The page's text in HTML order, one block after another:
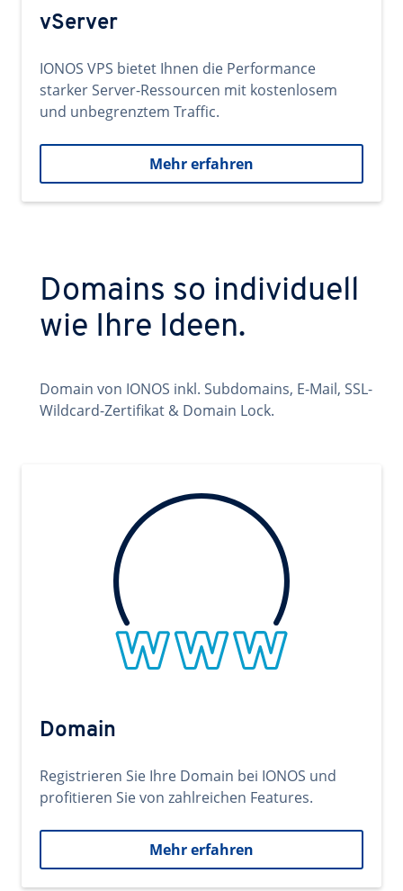
vServer
IONOS VPS bietet Ihnen die Performance
starker Server-Ressourcen mit kostenlosem
und unbegrenztem Traffic.
Mehr erfahren
Domains so individuell
wie Ihre Ideen.
Domain von IONOS inkl. Subdomains, E-Mail, SSL-
Wildcard-Zertifikat & Domain Lock.
Domain
Registrieren Sie Ihre Domain bei IONOS und
profitieren Sie von zahlreichen Features.
Mehr erfahren